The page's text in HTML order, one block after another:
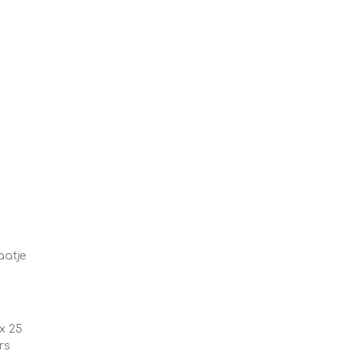
25